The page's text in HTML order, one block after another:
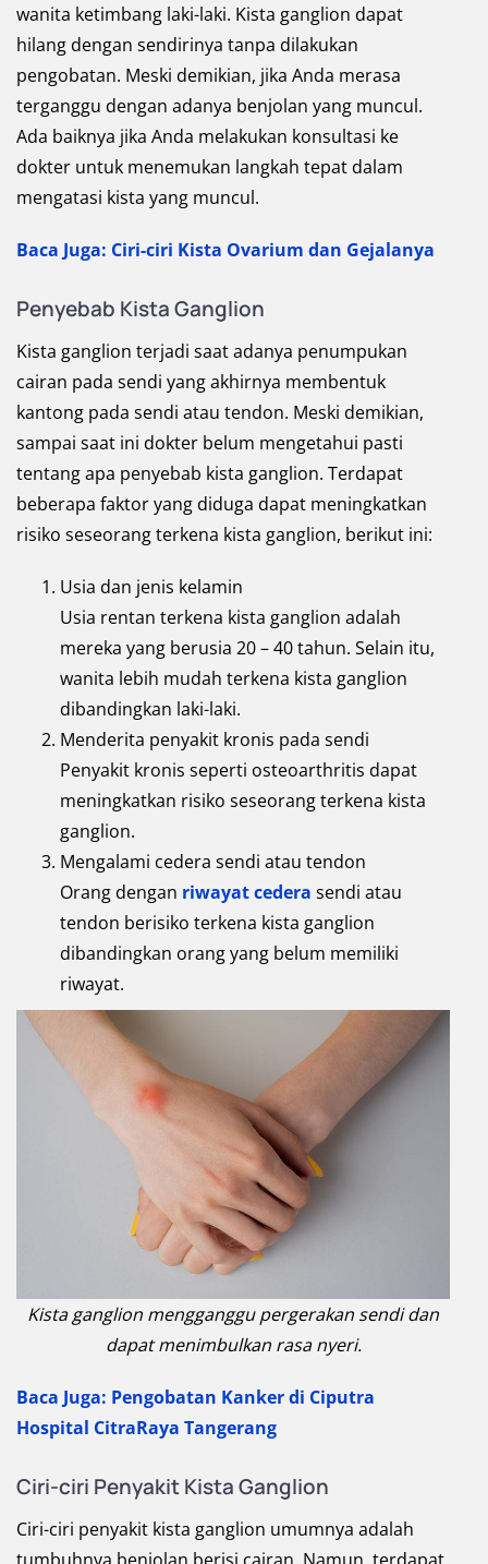
wanita ketimbang laki-laki. Kista ganglion dapat
hilang dengan sendirinya tanpa dilakukan
pengobatan. Meski demikian, jika Anda merasa
terganggu dengan adanya benjolan yang muncul.
Ada baiknya jika Anda melakukan konsultasi ke
dokter untuk menemukan langkah tepat dalam
mengatasi kista yang muncul.
Baca Juga: Ciri-ciri Kista Ovarium dan Gejalanya
Penyebab Kista Ganglion
Kista ganglion terjadi saat adanya penumpukan
cairan pada sendi yang akhirnya membentuk
kantong pada sendi atau tendon. Meski demikian,
sampai saat ini dokter belum mengetahui pasti
tentang apa penyebab kista ganglion. Terdapat
beberapa faktor yang diduga dapat meningkatkan
risiko seseorang terkena kista ganglion, berikut ini:
Usia dan jenis kelamin
Usia rentan terkena kista ganglion adalah
mereka yang berusia 20 – 40 tahun. Selain itu,
wanita lebih mudah terkena kista ganglion
dibandingkan laki-laki.
Menderita penyakit kronis pada sendi
Penyakit kronis seperti osteoarthritis dapat
meningkatkan risiko seseorang terkena kista
ganglion.
Mengalami cedera sendi atau tendon
Orang dengan riwayat cedera sendi atau
tendon berisiko terkena kista ganglion
dibandingkan orang yang belum memiliki
riwayat.
Kista ganglion mengganggu pergerakan sendi dan
dapat menimbulkan rasa nyeri.
Baca Juga: Pengobatan Kanker di Ciputra
Hospital CitraRaya Tangerang
Ciri-ciri Penyakit Kista Ganglion
Ciri-ciri penyakit kista ganglion umumnya adalah